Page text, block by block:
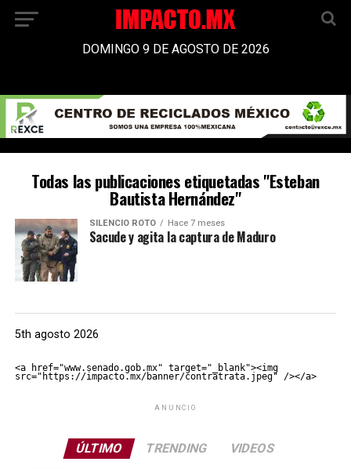
DOMINGO 9 DE AGOSTO DE 2026
Todas las publicaciones etiquetadas "Esteban
Bautista Hernández"
SILENCIO ROTO Hace 7 meses
Sacude y agita la captura de Maduro
5th agosto 2026
<a href="www.senado.gob.mx" target="_blank"><img
src="https://impacto.mx/banner/contratrata.jpeg" /></a>
ANUNCIO
ÚLTIMO TRENDING VIDEOS